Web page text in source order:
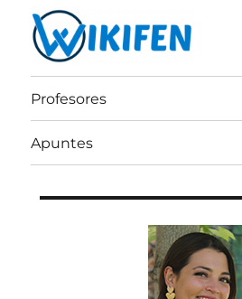
Wikifen
Profesores
Apuntes